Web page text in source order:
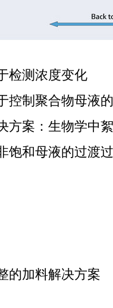
检测浓度变化
控制聚合物母液
方案：生物学中
饱和母液的过渡
的加料解决方案